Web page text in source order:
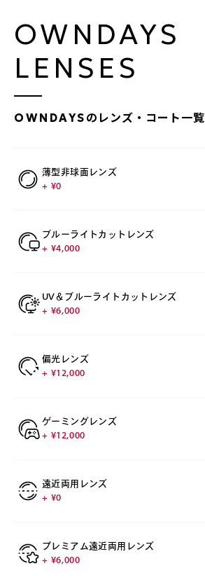
OWNDAYS
LENSES
OWNDAYS のレンズ・コート一覧
薄型非球面レンズ
+ ¥0
ブルーライトカットレンズ
+ ¥4,000
UV＆ブルーライトカットレンズ
+ ¥6,000
偏光レンズ
+ ¥12,000
ゲーミングレンズ
+ ¥12,000
遠近両用レンズ
+ ¥0
プレミアム遠近両用レンズ
+ ¥6,000